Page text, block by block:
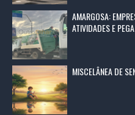
AMARGOSA:
ATIVIDADES E
MISCELÂNEA DE